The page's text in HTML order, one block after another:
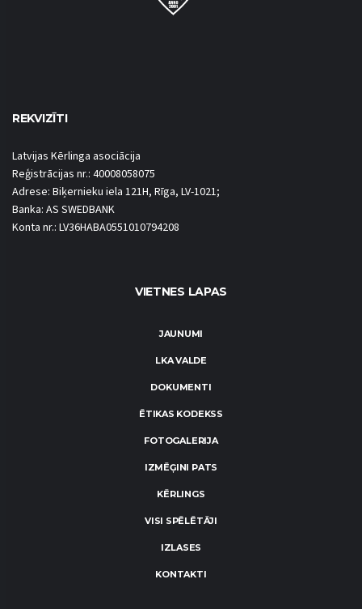
REKVIZĪTI
Latvijas Kērlinga asociācija
Reģistrācijas nr.: 40008058075
Adrese: Biķernieku iela 121H, Rīga, LV-1021;
Banka: AS SWEDBANK
Konta nr.: LV36HABA0551010794208
VIETNES LAPAS
JAUNUMI
LKA VALDE
DOKUMENTI
ĒTIKAS KODEKSS
FOTOGALERIJA
IZMĒĢINI PATS
KĒRLINGS
VISI SPĒLĒTĀJI
IZLASES
KONTAKTI